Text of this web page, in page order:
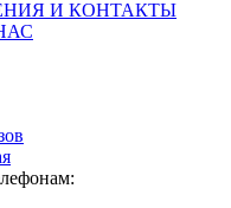
И КОНТАКТЫ